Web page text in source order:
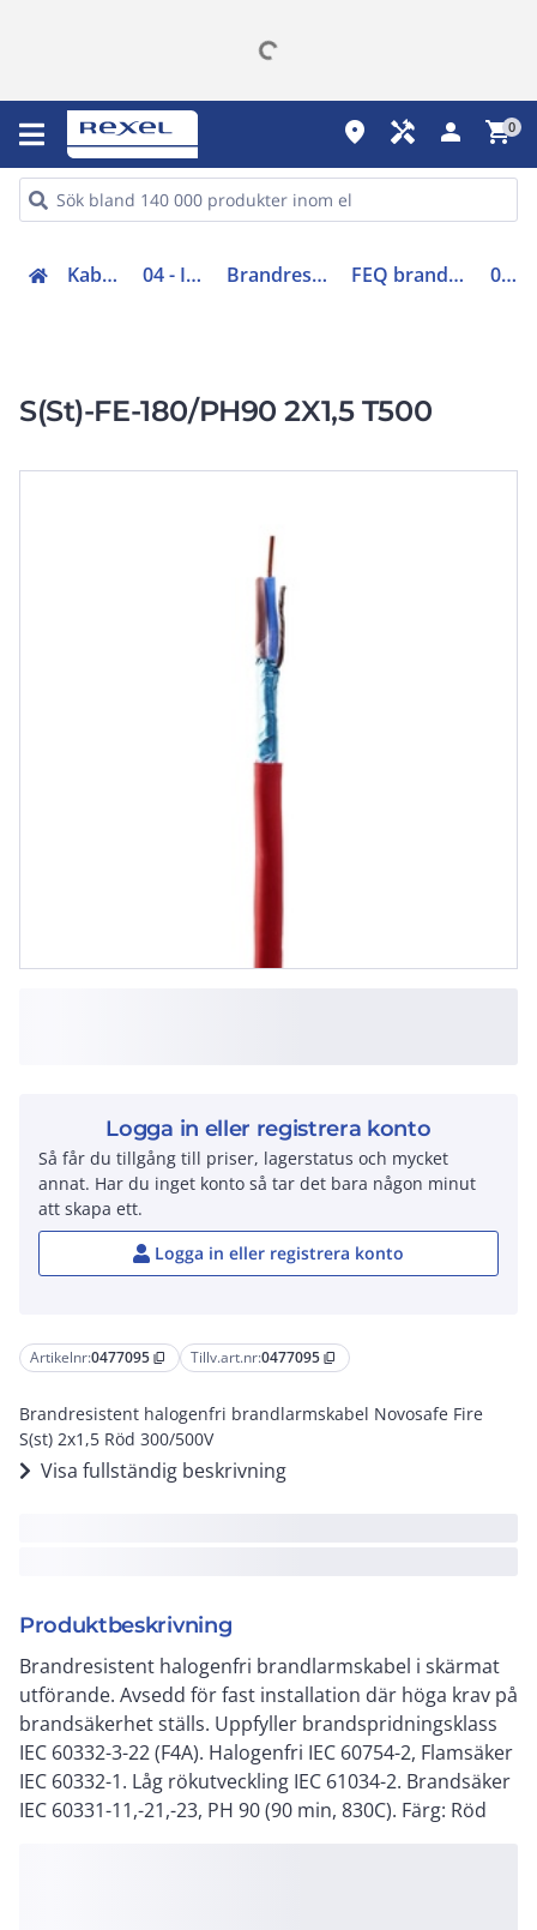
place handyman person shopping_cart0
Kabel (00-05, 48-49) 04 - Installationskabel Brandresistent installationskabel FEQ brandresistent installationskabel 0477095
S(St)-FE-180/PH90 2X1,5 T500
Artikelnr:0477095 content_copy Tillv.art.nr:0477095 content_copy
Brandresistent halogenfri brandlarmskabel Novosafe Fire
S(st) 2x1,5 Röd 300/500V
Visa fullständig beskrivning
Produktbeskrivning
Brandresistent halogenfri brandlarmskabel i skärmat
utförande. Avsedd för fast installation där höga krav på
brandsäkerhet ställs. Uppfyller brandspridningsklass
IEC 60332-3-22 (F4A). Halogenfri IEC 60754-2, Flamsäker
IEC 60332-1. Låg rökutveckling IEC 61034-2. Brandsäker
IEC 60331-11,-21,-23, PH 90 (90 min, 830C). Färg: Röd
Logga in eller registrera konto
Så får du tillgång till priser, lagerstatus och mycket
annat. Har du inget konto så tar det bara någon minut
att skapa ett.
Logga in eller registrera konto